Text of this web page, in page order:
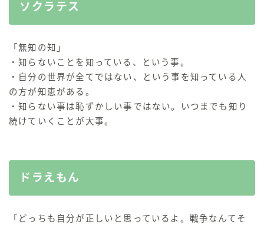
ソクラテス
「無知の知」
・知らないことを知っている、という事。
・自分の世界が全てではない、という事を知っている人
の方が知恵がある。
・知らない事は恥ずかしい事ではない。いつまでも知り
続けていくことが大事。
ドラえもん
「どっちも自分が正しいと思っているよ。戦争なんてそ